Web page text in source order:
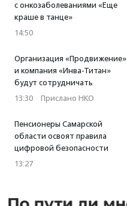
с онкозаболеваниями «Еще
краше в танце»
14:50
Организация «Продвижение»
и компания «Инва-Титан»
будут сотрудничать
13:30 · Прислано НКО
Пенсионеры Самарской
области освоят правила
цифровой безопасности
13:27